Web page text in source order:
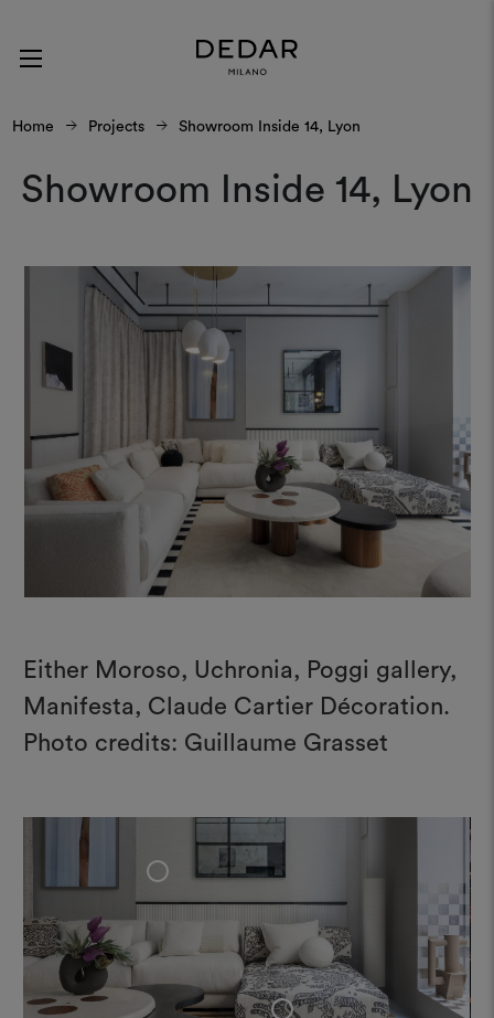
Home Projects Showroom Inside 14, Lyon
Showroom Inside 14, Lyon
Either Moroso, Uchronia, Poggi gallery,
Manifesta, Claude Cartier Décoration.
Photo credits: Guillaume Grasset
+